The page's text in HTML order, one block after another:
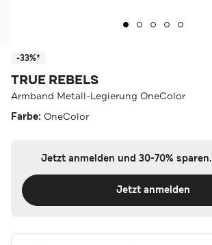
-33%*
TRUE REBELS
Armband Metall-Legierung OneColor
Farbe: OneColor
Jetzt anmelden und 30-70% sparen.
Jetzt anmelden